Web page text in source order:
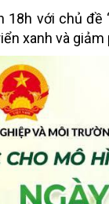
18h với chủ
xanh và